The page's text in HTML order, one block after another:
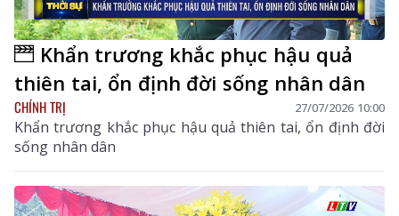
Khẩn trương khắc phục hậu quả
thiên tai, ổn định đời sống nhân dân
CHÍNH TRỊ 27/07/2026 10:00
Khẩn trương khắc phục hậu quả thiên tai, ổn định đời
sống nhân dân